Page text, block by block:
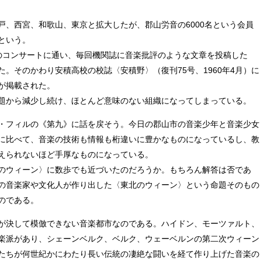
、西宮、和歌山、東京と拡大したが、郡山労音の6000名という会員
う。
ンサートに通い、毎回機関誌に音楽批評のような文章を投稿した
。そのかわり安積高校の校誌〈安積野〉（復刊75号、1960年4月）に
掲載された。
ら減少し続け、ほとんど意味のない組織になってしまっている。
フィルの《第九》に話を戻そう。今日の郡山市の音楽少年と音楽少女
比べて、音楽の技術も情報も桁違いに豊かなものになっているし、教
れないほど手厚なものになっている。
ウィーン〉に数歩でも近づいたのだろうか。もちろん解答は否であ
音楽家や文化人が作り出した〈東北のウィーン〉という命題そのもの
ある。
決して模倣できない音楽都市なのである。ハイドン、モーツァルト、
派があり、シェーンベルク、ベルク、ウェーベルンの第二次ウィーン
ちが何世紀かにわたり長い伝統の凄絶な闘いを経て作り上げた音楽の